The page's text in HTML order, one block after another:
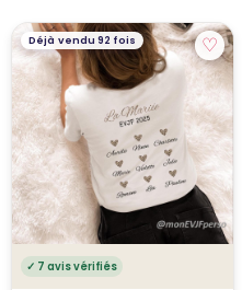
Déjà vendu 92 fois ♡
✓ 7 avis vérifiés